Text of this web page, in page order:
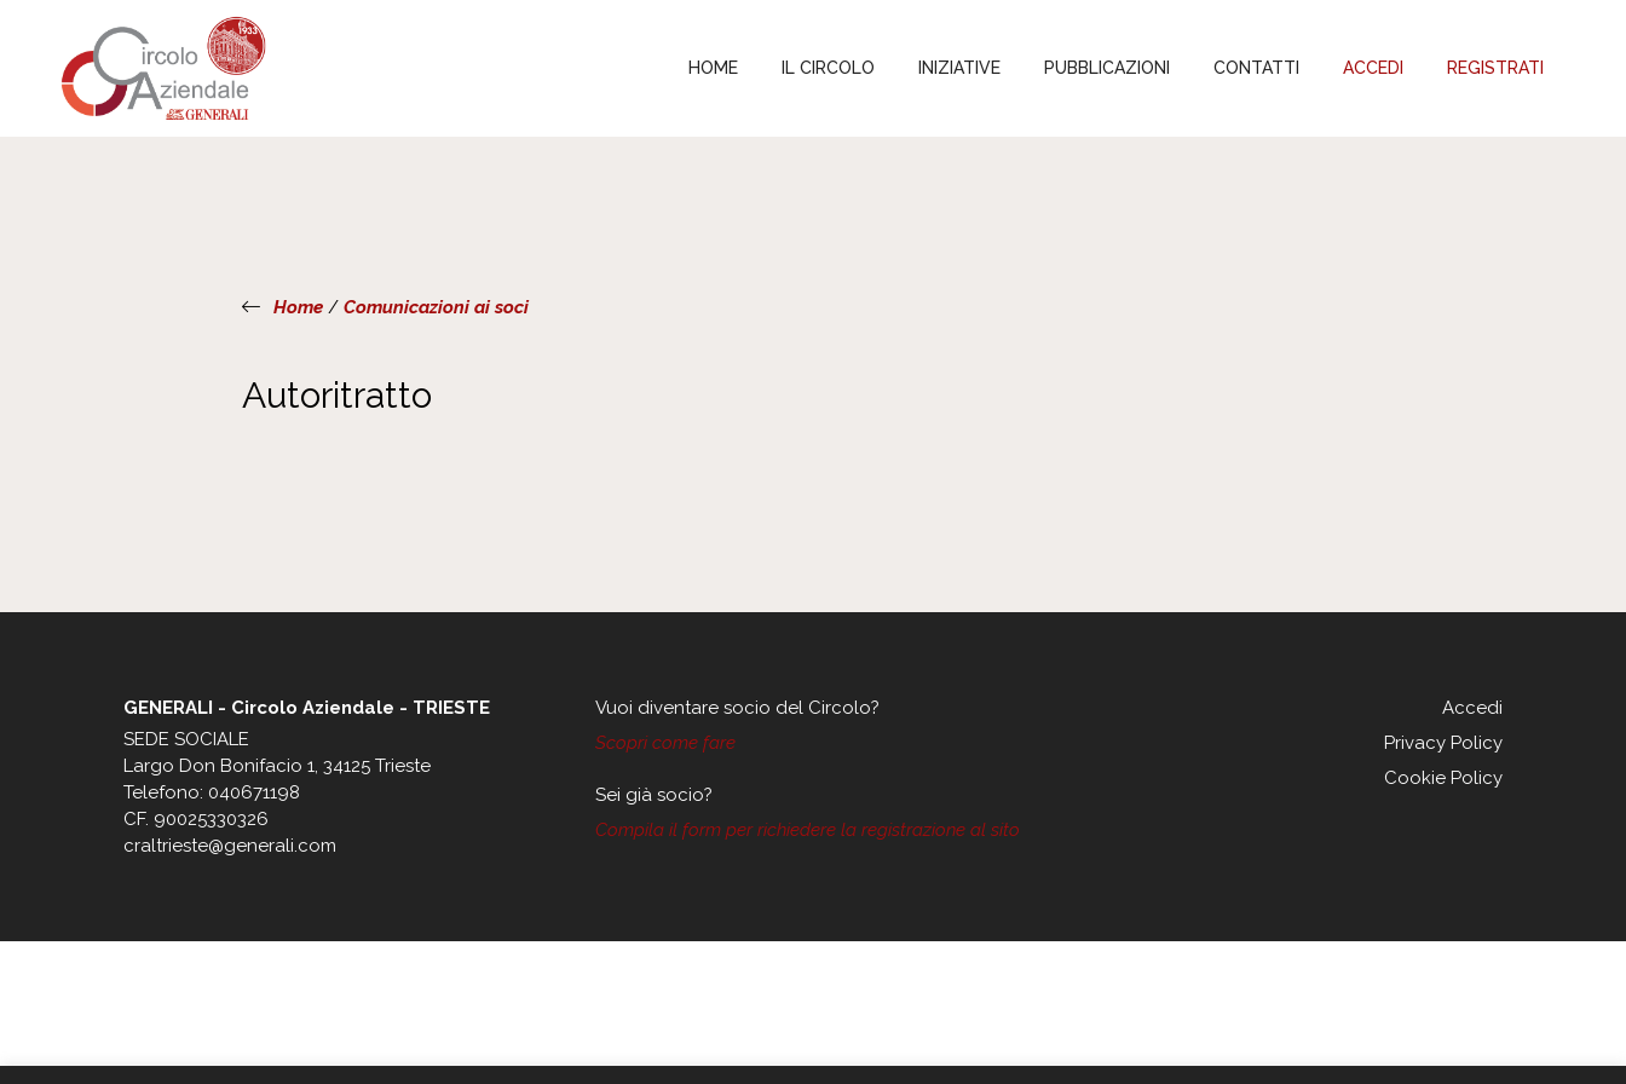
HOME IL CIRCOLO INIZIATIVE PUBBLICAZIONI CONTATTI ACCEDI REGISTRATI
Home/ Comunicazioni ai soci
Autoritratto
GENERALI - Circolo Aziendale - TRIESTE
SEDE SOCIALE
Largo Don Bonifacio 1, 34125 Trieste
Telefono: 040671198
CF. 90025330326
craltrieste@generali.com
Vuoi diventare socio del Circolo?
Scopri come fare
Sei già socio?
Compila il form per richiedere la registrazione al sito
Accedi
Privacy Policy
Cookie Policy